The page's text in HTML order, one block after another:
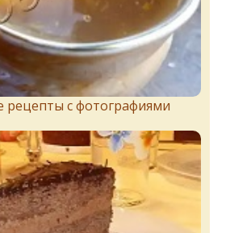
рецепты с фотографиями